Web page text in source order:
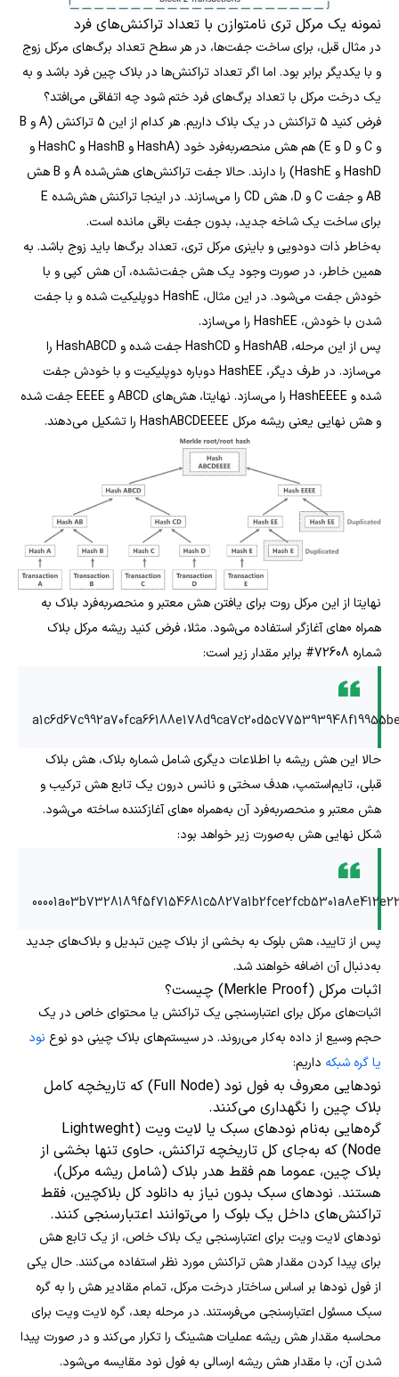
نمونه یک مرکل تری نامتوازن با تعداد تراکنش‌های فرد
در مثال قبل، برای ساخت جفت‌ها، در هر سطح تعداد برگ‌های مرکل زوج
و با یکدیگر برابر بود. اما اگر تعداد تراکنش‌ها در بلاک چین فرد باشد و به
یک درخت مرکل با تعداد برگ‌های فرد ختم شود چه اتفاقی می‌افتد؟
فرض کنید 5 تراکنش در یک بلاک داریم. هر کدام از این 5 تراکنش (A و B
و C و D و E) هم هش منحصربه‌فرد خود (HashA و HashB و HashC و
HashD و HashE) را دارند. حالا جفت تراکنش‌های هش‌شده A و B هش
AB و جفت C و D، هش CD را می‌سازند. در اینجا تراکنش هش‌شده E
برای ساخت یک شاخه جدید، بدون جفت باقی مانده است.
به‌خاطر ذات دودویی و باینری مرکل تری، تعداد برگ‌ها باید زوج باشد. به
همین خاطر، در صورت وجود یک هش جفت‌نشده، آن هش کپی و با
خودش جفت می‌شود. در این مثال، HashE دوپلیکیت شده و با جفت
شدن با خودش، HashEE را می‌سازد.
پس از این مرحله، HashAB و HashCD جفت شده و HashABCD را
می‌سازد. در طرف دیگر، HashEE دوباره دوپلیکیت و با خودش جفت
شده و HashEEEE را می‌سازد. نهایتا، هش‌های ABCD و EEEE جفت شده
و هش نهایی یعنی ریشه مرکل HashABCDEEEE را تشکیل می‌دهند.
نهایتا از این مرکل روت برای یافتن هش معتبر و منحصربه‌فرد بلاک به
همراه 0های آغازگر استفاده می‌شود. مثلا، فرض کنید ریشه مرکل بلاک
شماره 72608# برابر مقدار زیر است:
حالا این هش ریشه با اطلاعات دیگری شامل شماره بلاک، هش بلاک
قبلی، تایم‌استمپ، هدف سختی و نانس درون یک تابع هش ترکیب و
هش معتبر و منحصربه‌فرد آن به‌همراه 0های آغازکننده ساخته می‌شود.
شکل نهایی هش به‌صورت زیر خواهد بود:
پس از تایید، هش بلوک به بخشی از بلاک چین تبدیل و بلاک‌های جدید
به‌دنبال آن اضافه خواهند شد.
اثبات مرکل (Merkle Proof) چیست؟
اثبات‌های مرکل برای اعتبارسنجی یک تراکنش یا محتوای خاص در یک
حجم وسیع از داده به‌کار می‌روند. در سیستم‌های بلاک چینی دو نوع نود
یا گره شبکه داریم:
نودهایی معروف به فول نود (Full Node) که تاریخچه کامل
بلاک چین را نگهداری می‌کنند.
گره‌هایی به‌نام نودهای سبک یا لایت ویت (Lightweght
Node) که به‌جای کل تاریخچه تراکنش، حاوی تنها بخشی از
بلاک چین، عموما هم فقط هدر بلاک (شامل ریشه مرکل)،
هستند. نودهای سبک بدون نیاز به دانلود کل بلاکچین، فقط
تراکنش‌های داخل یک بلوک را می‌توانند اعتبارسنجی کنند.
نودهای لایت ویت برای اعتبارسنجی یک بلاک خاص، از یک تابع هش
برای پیدا کردن مقدار هش تراکنش مورد نظر استفاده می‌کنند. حال یکی
از فول نودها بر اساس ساختار درخت مرکل، تمام مقادیر هش را به گره
سبک مسئول اعتبارسنجی می‌فرستند. در مرحله بعد، گره لایت ویت برای
محاسبه مقدار هش ریشه عملیات هشینگ را تکرار می‌کند و در صورت پیدا
شدن آن، با مقدار هش ریشه ارسالی به فول نود مقایسه می‌شود.